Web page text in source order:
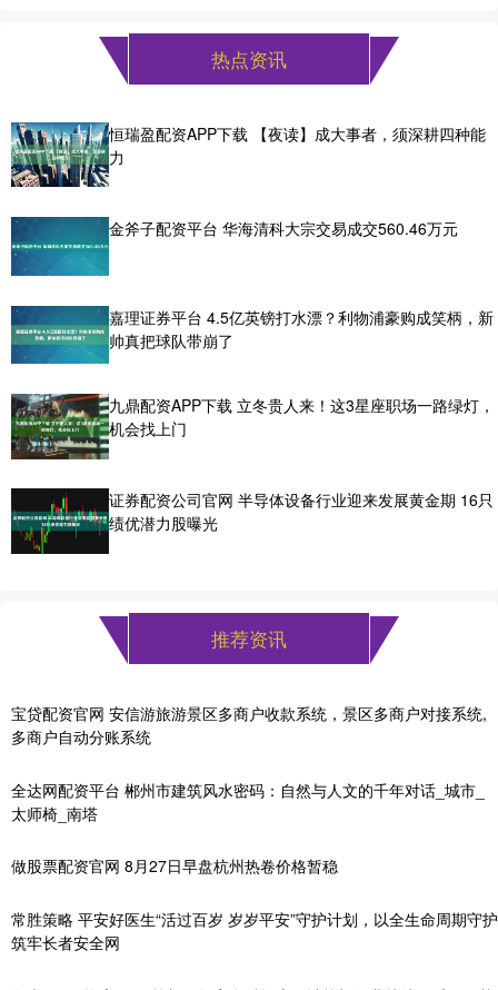
热点资讯
恒瑞盈配资APP下载 【夜读】成大事者，须深耕四种能
力
金斧子配资平台 华海清科大宗交易成交560.46万元
嘉理证券平台 4.5亿英镑打水漂？利物浦豪购成笑柄，新
帅真把球队带崩了
九鼎配资APP下载 立冬贵人来！这3星座职场一路绿灯，
机会找上门
证券配资公司官网 半导体设备行业迎来发展黄金期 16只
绩优潜力股曝光
推荐资讯
宝贷配资官网 安信游旅游景区多商户收款系统，景区多商户对接系统,
多商户自动分账系统
全达网配资平台 郴州市建筑风水密码：自然与人文的千年对话_城市_
太师椅_南塔
做股票配资官网 8月27日早盘杭州热卷价格暂稳
常胜策略 平安好医生“活过百岁 岁岁平安”守护计划，以全生命周期守护
筑牢长者安全网